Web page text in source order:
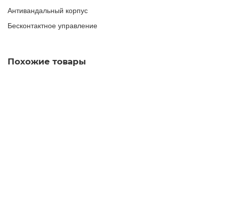
Антивандальный корпус
Бесконтактное управление
Похожие товары